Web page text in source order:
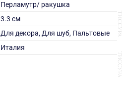
Перламутр/ ракушка
3.3 см
Для декора, Для шуб, Пальтовые
Италия